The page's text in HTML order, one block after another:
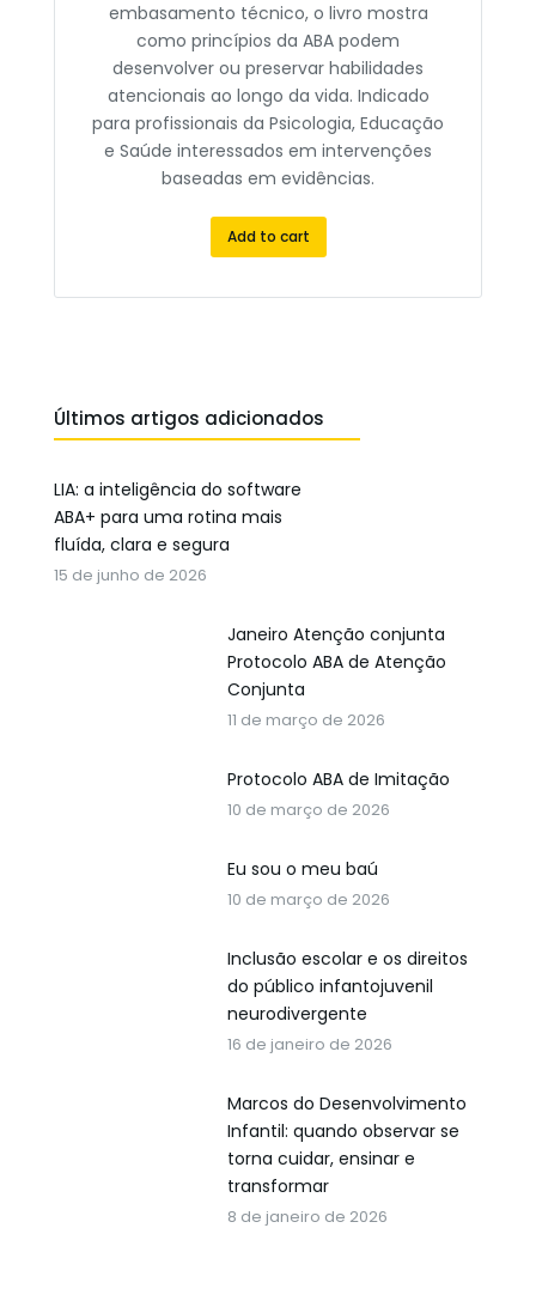
embasamento técnico, o livro mostra
como princípios da ABA podem
desenvolver ou preservar habilidades
atencionais ao longo da vida. Indicado
para profissionais da Psicologia, Educação
e Saúde interessados em intervenções
baseadas em evidências.
Add to cart
Últimos artigos adicionados
LIA: a inteligência do software
ABA+ para uma rotina mais
fluída, clara e segura
15 de junho de 2026
Janeiro Atenção conjunta
Protocolo ABA de Atenção
Conjunta
11 de março de 2026
Protocolo ABA de Imitação
10 de março de 2026
Eu sou o meu baú
10 de março de 2026
Inclusão escolar e os direitos
do público infantojuvenil
neurodivergente
16 de janeiro de 2026
Marcos do Desenvolvimento
Infantil: quando observar se
torna cuidar, ensinar e
transformar
8 de janeiro de 2026